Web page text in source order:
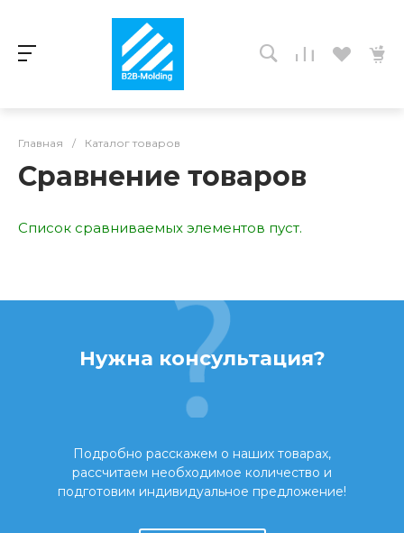
Главная / Каталог товаров
Сравнение товаров
Список сравниваемых элементов пуст.
Нужна консультация?
Подробно расскажем о наших товарах,
рассчитаем необходимое количество и
подготовим индивидуальное предложение!